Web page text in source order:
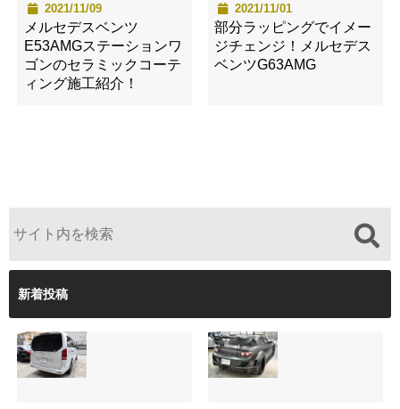
2021/11/09
メルセデスベンツ
E53AMGステーションワ
ゴンのセラミックコーテ
ィング施工紹介！
2021/11/01
部分ラッピングでイメー
ジチェンジ！メルセデス
ベンツG63AMG
新着投稿